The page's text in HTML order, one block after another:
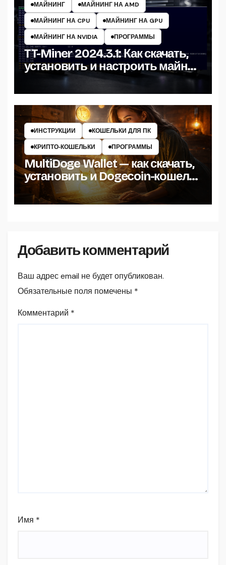
МАЙНИНГ
МАЙНИНГ НА AMD
МАЙНИНГ НА CPU
МАЙНИНГ НА GPU
МАЙНИНГ НА NVIDIA
ПРОГРАММЫ
TT-Miner 2024.3.1: Как скачать,
установить и настроить майнер
на Windows
ИНСТРУКЦИИ
КОШЕЛЬКИ ДЛЯ ПК
КРИПТО‑КОШЕЛЬКИ
ПРОГРАММЫ
MultiDoge Wallet — как скачать,
установить и Dogecoin-кошелёк
на Windows
Добавить комментарий
Ваш адрес email не будет опубликован.
Обязательные поля помечены *
Комментарий *
Имя *